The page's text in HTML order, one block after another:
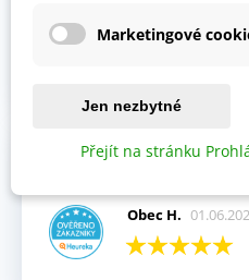
Jitka V. 02.06.2026
Celkový názor:
Obec H.
Marketingové
Jen nezbytné
Přejít na stránku